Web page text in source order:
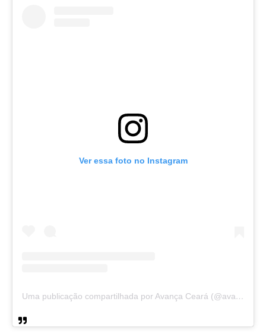
Ver essa foto no Instagram
Uma publicação compartilhada por Avança Ceará (@avancaceara)